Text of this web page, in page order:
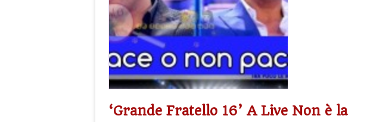
‘Grande Fratello 16’ A Live Non è la